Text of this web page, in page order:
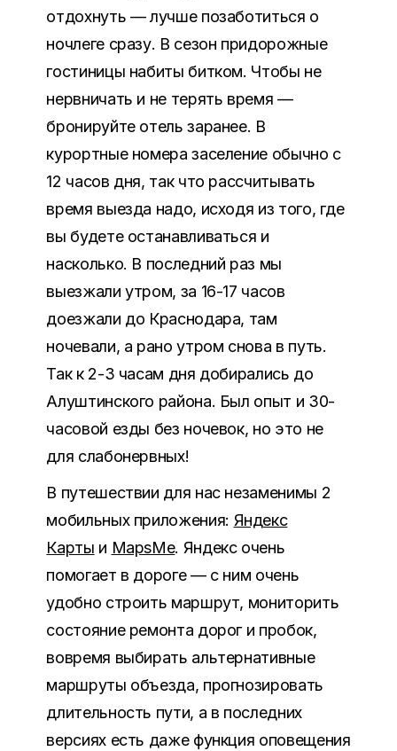
отдохнуть — лучше позаботиться о
ночлеге сразу. В сезон придорожные
гостиницы набиты битком. Чтобы не
нервничать и не терять время —
бронируйте отель заранее. В
курортные номера заселение обычно с
12 часов дня, так что рассчитывать
время выезда надо, исходя из того, где
вы будете останавливаться и
насколько. В последний раз мы
выезжали утром, за 16-17 часов
доезжали до Краснодара, там
ночевали, а рано утром снова в путь.
Так к 2-3 часам дня добирались до
Алуштинского района. Был опыт и 30-
часовой езды без ночевок, но это не
для слабонервных!
В путешествии для нас незаменимы 2
мобильных приложения: Яндекс
Карты и MapsMe. Яндекс очень
помогает в дороге — с ним очень
удобно строить маршрут, мониторить
состояние ремонта дорог и пробок,
вовремя выбирать альтернативные
маршруты объезда, прогнозировать
длительность пути, а в последних
версиях есть даже функция оповещения